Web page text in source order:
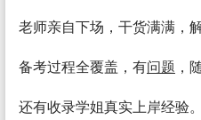
老师亲自下场，干货满满，
备考过程全覆盖，有问题 ，
还有收录学姐真实上岸经验。